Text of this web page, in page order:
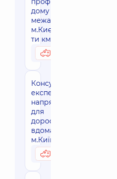
дому за
межами
м.Києва (30-
ти км зона)
Консультація
експерта
напрямку
для
дорослих
вдома,
м.Київ